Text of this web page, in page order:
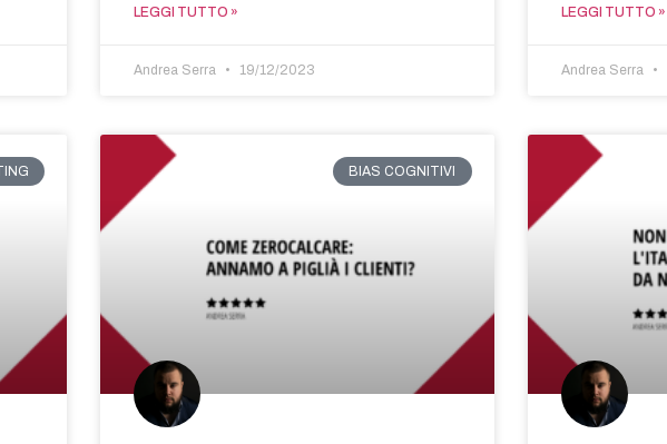
LEGGI TUTTO »
Andrea Serra 19/12/2023
LEGGI TUTTO »
Andrea Serra
BIAS COGNITIVI